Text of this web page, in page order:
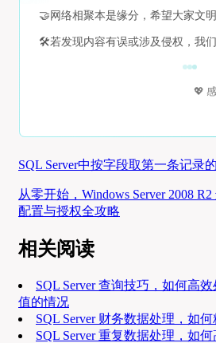
🤝 网络相聚本是缘分，希望大家文
🛠️若发现内容有误或涉及侵权，我
💖
SQL Server中按字段取第一条记录
从零开始，Windows Server 2008
配置与授权全攻略
相关阅读
SQL Server 查询技巧，如何高
值的情况
SQL Server 财务数据处理，如
SQL Server 重复数据处理，如